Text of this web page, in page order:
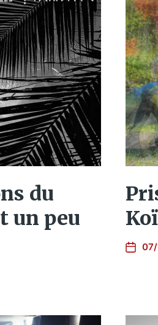
du
un peu